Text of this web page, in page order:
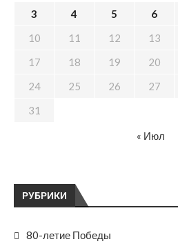
РУБРИКИ
80-летие Победы
3
4 5 6
10
11 12 13
17
18 19 20
24
25 26 27
31
« Июл